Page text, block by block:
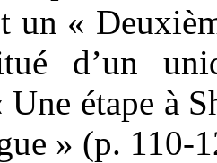
un «
d’un
Une étape à
» (p. 110-